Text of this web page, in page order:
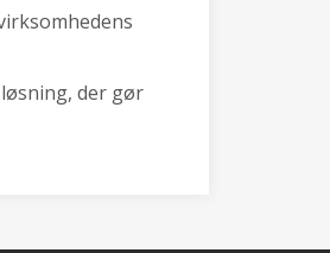
der gør